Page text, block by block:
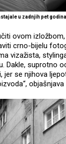
u zadnjih pet
ovom
crno-bijelu
vizažista,
Dakle, suprotno
jer se njihova